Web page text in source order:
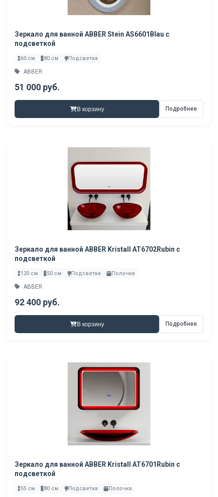
Зеркало для ванной ABBER Stein AS6601Blau с
подсветкой
60 см 80 см Подсветка
ABBER
51 000 руб.
В корзину Подробнее
Зеркало для ванной ABBER Kristall AT6702Rubin с
подсветкой
120 см 50 см Подсветка Полочка
ABBER
92 400 руб.
В корзину Подробнее
Зеркало для ванной ABBER Kristall AT6701Rubin с
подсветкой
55 см 80 см Подсветка Полочка